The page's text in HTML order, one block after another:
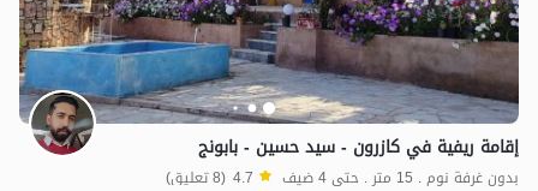
إقامة ريفية في كازرون - سيد حسين - بابونج
بدون غرفة نوم . 15 متر . حتى 4 ضيف 4.7 (8 تعليق)